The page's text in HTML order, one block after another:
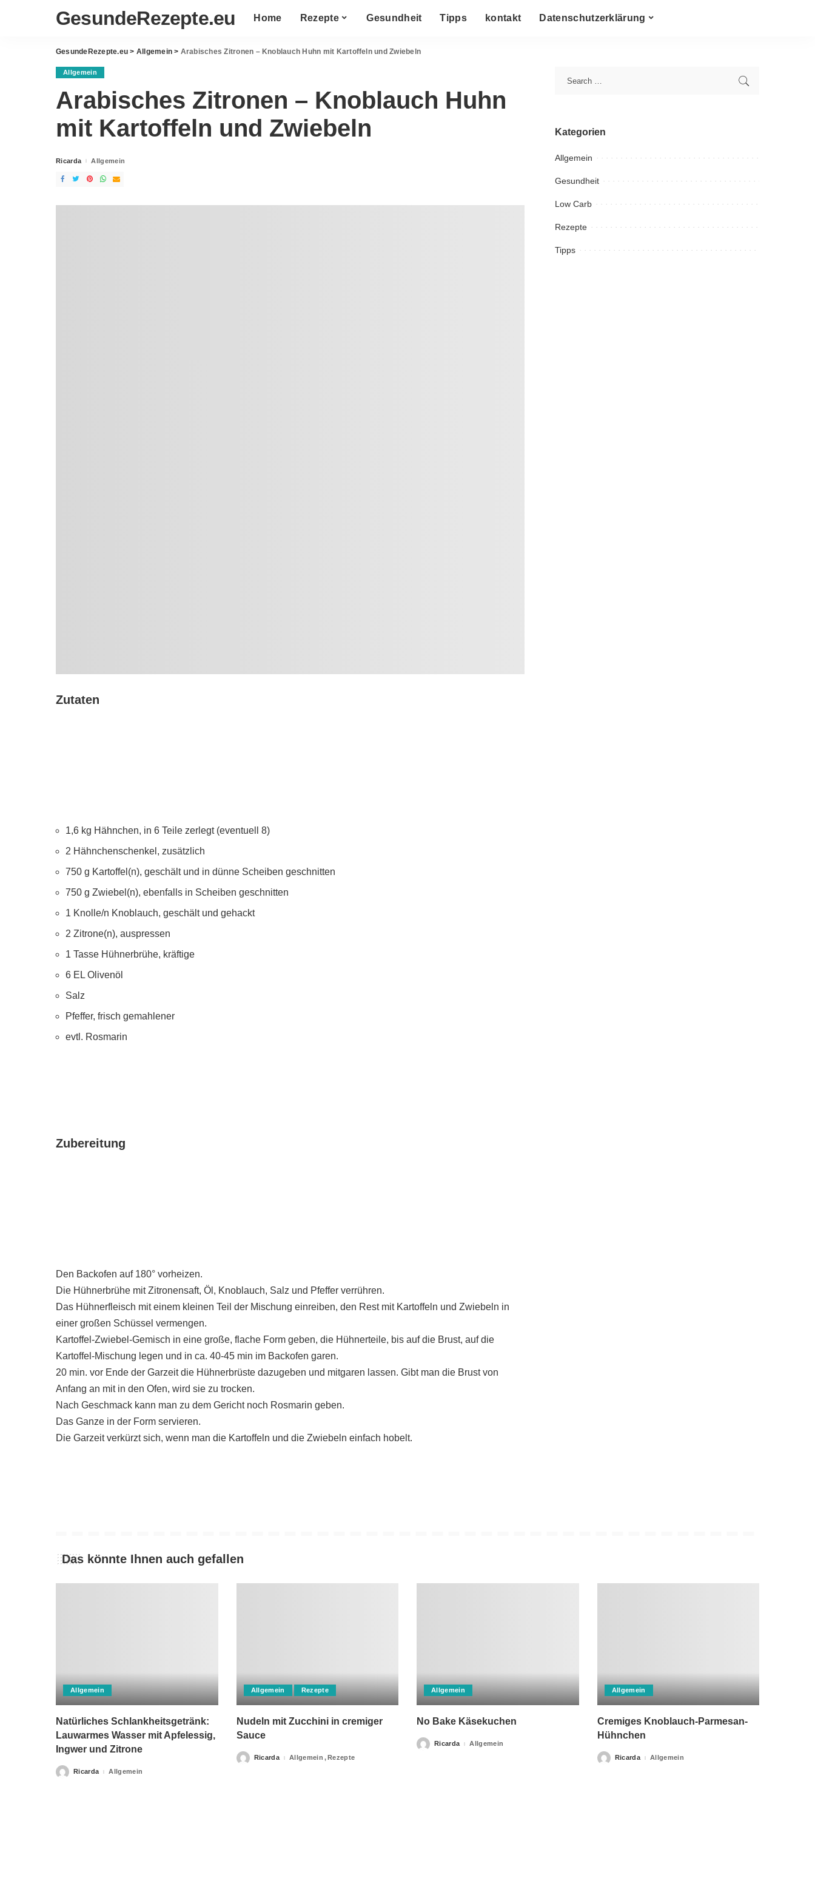
GesundeRezepte.eu Home Rezepte Gesundheit Tipps kontakt Datenschutzerklärung
GesundeRezepte.eu > Allgemein > Arabisches Zitronen – Knoblauch Huhn mit Kartoffeln und Zwiebeln
Allgemein
Arabisches Zitronen – Knoblauch Huhn
mit Kartoffeln und Zwiebeln
Posted
Ricarda Allgemein
Zutaten
1,6 kg Hähnchen, in 6 Teile zerlegt (eventuell 8)
2 Hähnchenschenkel, zusätzlich
750 g Kartoffel(n), geschält und in dünne Scheiben geschnitten
750 g Zwiebel(n), ebenfalls in Scheiben geschnitten
1 Knolle/n Knoblauch, geschält und gehackt
2 Zitrone(n), auspressen
1 Tasse Hühnerbrühe, kräftige
6 EL Olivenöl
Salz
Pfeffer, frisch gemahlener
evtl. Rosmarin
Zubereitung
Den Backofen auf 180° vorheizen.
Die Hühnerbrühe mit Zitronensaft, Öl, Knoblauch, Salz und Pfeffer verrühren.
Das Hühnerfleisch mit einem kleinen Teil der Mischung einreiben, den Rest mit Kartoffeln und Zwiebeln in
einer großen Schüssel vermengen.
Kartoffel-Zwiebel-Gemisch in eine große, flache Form geben, die Hühnerteile, bis auf die Brust, auf die
Kartoffel-Mischung legen und in ca. 40-45 min im Backofen garen.
20 min. vor Ende der Garzeit die Hühnerbrüste dazugeben und mitgaren lassen. Gibt man die Brust von
Anfang an mit in den Ofen, wird sie zu trocken.
Nach Geschmack kann man zu dem Gericht noch Rosmarin geben.
Das Ganze in der Form servieren.
Die Garzeit verkürzt sich, wenn man die Kartoffeln und die Zwiebeln einfach hobelt.
Kategorien
Allgemein
Gesundheit
Low Carb
Rezepte
Tipps
Das könnte Ihnen auch gefallen
Allgemein
Natürliches Schlankheitsgetränk:
Lauwarmes Wasser mit Apfelessig,
Ingwer und Zitrone
PostedRicarda Allgemein
Allgemein Rezepte
Nudeln mit Zucchini in cremiger
Sauce
PostedRicarda Allgemein Rezepte
Allgemein
No Bake Käsekuchen
PostedRicarda Allgemein
Allgemein
Cremiges Knoblauch-Parmesan-
Hühnchen
PostedRicarda Allgemein